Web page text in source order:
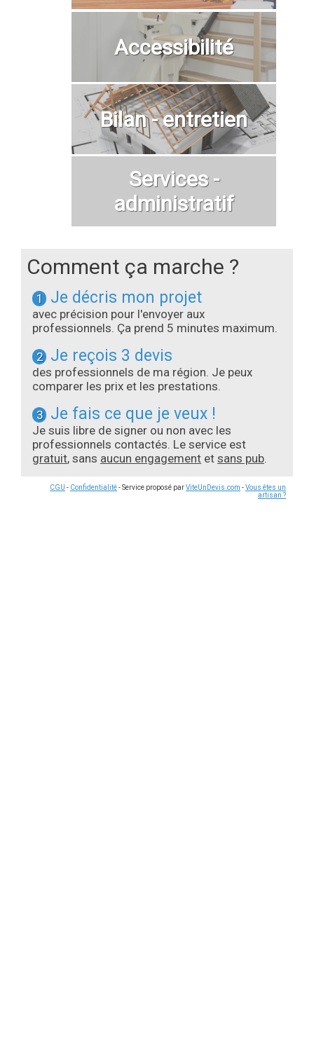
Accessibilité
Bilan - entretien
Services -
administratif
Comment ça marche ?
1 Je décris mon projet
avec précision pour l'envoyer aux
professionnels. Ça prend 5 minutes maximum.
2 Je reçois 3 devis
des professionnels de ma région. Je peux
comparer les prix et les prestations.
3 Je fais ce que je veux !
Je suis libre de signer ou non avec les
professionnels contactés. Le service est
gratuit, sans aucun engagement et sans pub.
CGU - Confidentialité- Service proposé parViteUnDevis.com -Vous êtes un
artisan ?